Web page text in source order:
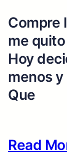
Compre
me
Hoy
menos y
Que
Read